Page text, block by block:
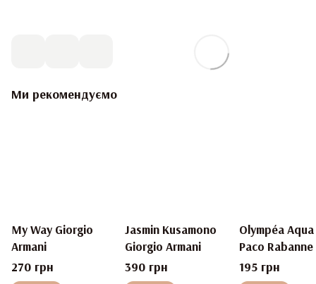
Ми рекомендуємо
My Way Giorgio
Armani
270 грн
Jasmin Kusamono
Giorgio Armani
390 грн
Olympéa Aqua
Paco Rabanne
195 грн